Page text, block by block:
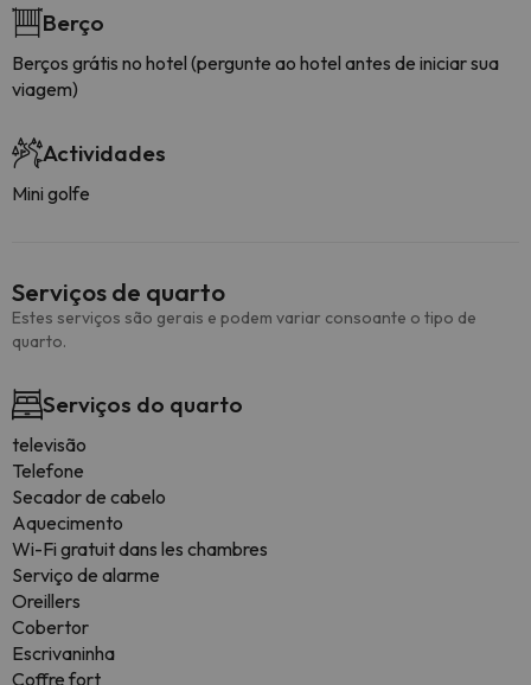
Berço
Berços grátis no hotel (pergunte ao hotel antes de iniciar sua
viagem)
Actividades
Mini golfe
Serviços de quarto
Estes serviços são gerais e podem variar consoante o tipo de
quarto.
Serviços do quarto
televisão
Telefone
Secador de cabelo
Aquecimento
Wi-Fi gratuit dans les chambres
Serviço de alarme
Oreillers
Cobertor
Escrivaninha
Coffre fort